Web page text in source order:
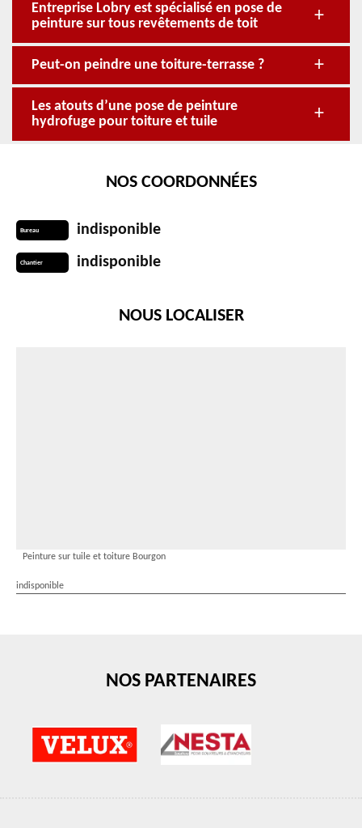
Entreprise Lobry est spécialisé en pose de
peinture sur tous revêtements de toit
Peut-on peindre une toiture-terrasse ?
Les atouts d’une pose de peinture
hydrofuge pour toiture et tuile
NOS COORDONNÉES
Bureau indisponible
Chantier indisponible
NOUS LOCALISER
Peinture sur tuile et toiture Bourgon
indisponible
NOS PARTENAIRES